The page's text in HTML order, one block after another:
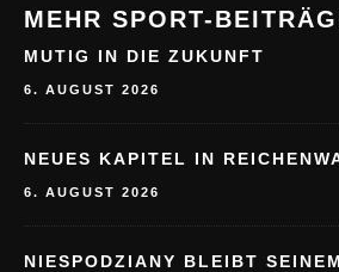
MEHR SPORT-
MUTIG IN DIE ZUKUNFT
6. AUGUST 2026
NEUES KAPITEL IN
6. AUGUST 2026
NIESPODZIANY BLEIBT